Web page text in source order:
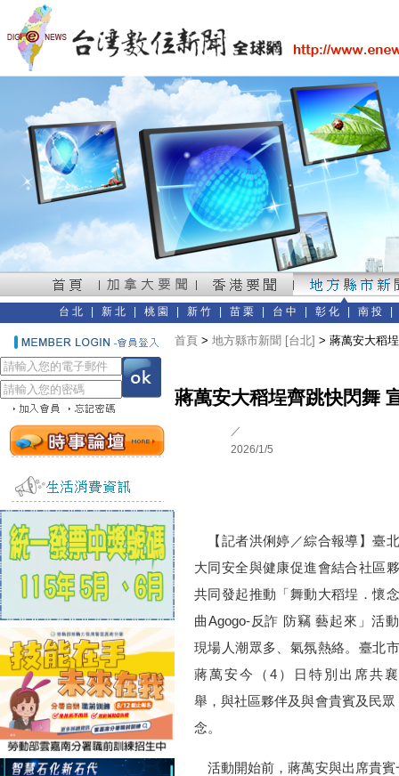
台北 新北 桃園 新竹 苗栗 台中 彰化 南投
首頁 > 地方縣市新聞 [台北] > 蔣萬安大稻
蔣萬安大稻埕齊跳快閃舞
／
2026/1/5
【記者洪俐婷／綜合報導】臺
大同安全與健康促進會結合社區
共同發起推動「舞動大稻埕．懷
曲Agogo-反詐 防竊 藝起來」活
現場人潮眾多、氣氛熱絡。臺北
蔣萬安今（4）日特別出席共
舉，與社區夥伴及與會貴賓及民
念。
活動開始前，蔣萬安與出席貴賓